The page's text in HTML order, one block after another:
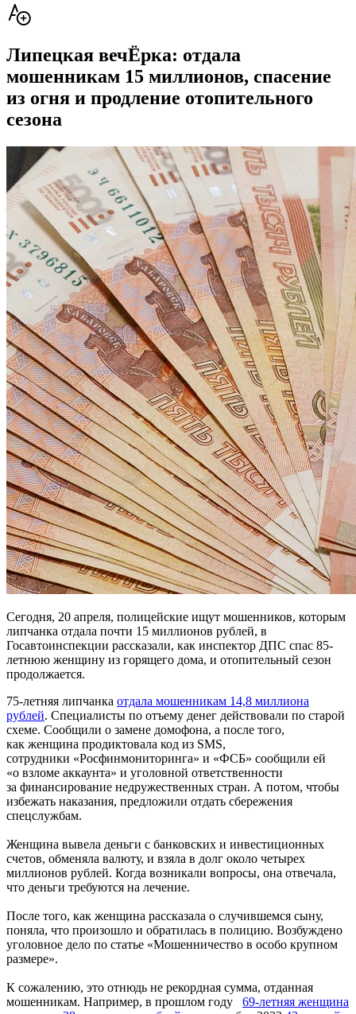
Липецкая вечЁрка: отдала
мошенникам 15 миллионов, спасение
из огня и продление отопительного
сезона
Сегодня, 20 апреля, полицейские ищут мошенников, которым
липчанка отдала почти 15 миллионов рублей, в
Госавтоинспекции рассказали, как инспектор ДПС спас 85-
летнюю женщину из горящего дома, и отопительный сезон
продолжается.
75-летняя липчанка отдала мошенникам 14,8 миллиона
рублей. Специалисты по отъему денег действовали по старой
схеме. Сообщили о замене домофона, а после того,
как женщина продиктовала код из SMS,
сотрудники «Росфинмониторинга» и «ФСБ» сообщили ей
«о взломе аккаунта» и уголовной ответственности
за финансирование недружественных стран. А потом, чтобы
избежать наказания, предложили отдать сбережения
спецслужбам.
Женщина вывела деньги с банковских и инвестиционных
счетов, обменяла валюту, и взяла в долг около четырех
миллионов рублей. Когда возникали вопросы, она отвечала,
что деньги требуются на лечение.
После того, как женщина рассказала о случившемся сыну,
поняла, что произошло и обратилась в полицию. Возбуждено
уголовное дело по статье «Мошенничество в особо крупном
размере».
К сожалению, это отнюдь не рекордная сумма, отданная
мошенникам. Например, в прошлом году 69-летняя женщина